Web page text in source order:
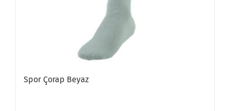
Spor Çorap Beyaz